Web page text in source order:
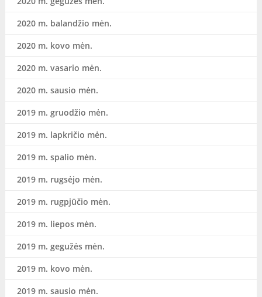
2020 m. balandžio mėn.
2020 m. kovo mėn.
2020 m. vasario mėn.
2020 m. sausio mėn.
2019 m. gruodžio mėn.
2019 m. lapkričio mėn.
2019 m. spalio mėn.
2019 m. rugsėjo mėn.
2019 m. rugpjūčio mėn.
2019 m. liepos mėn.
2019 m. gegužės mėn.
2019 m. kovo mėn.
2019 m. sausio mėn.